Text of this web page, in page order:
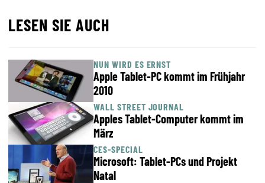
LESEN SIE AUCH
NUN WIRD ES ERNST
Apple Tablet-PC kommt im Frühjahr
2010
WALL STREET JOURNAL
Apples Tablet-Computer kommt im
März
CES-SPECIAL
Microsoft: Tablet-PCs und Projekt
Natal